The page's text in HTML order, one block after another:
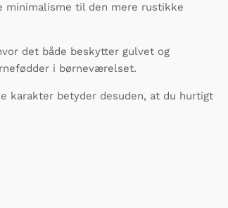
minimalisme til den mere rustikke
det både beskytter gulvet og
i børneværelset.
karakter betyder desuden, at du hurtigt